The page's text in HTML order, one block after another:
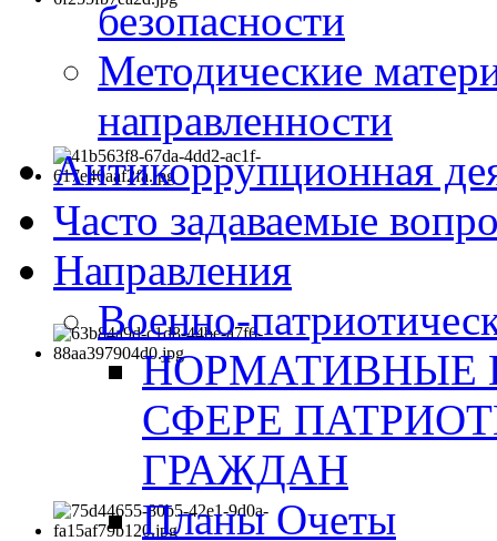
безопасности
Методические
направленности
Антикоррупционная
Часто задаваемые
Направления
Военно-
НОРМАТИВНЫЕ
СФЕРЕ
ГРАЖДАН
Планы Очеты